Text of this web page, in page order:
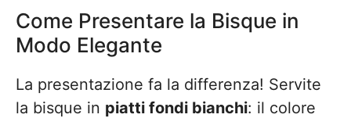
Come Presentare la Bisque in
Modo Elegante
La presentazione fa la differenza! Servite
la bisque in piatti fondi bianchi: il colore